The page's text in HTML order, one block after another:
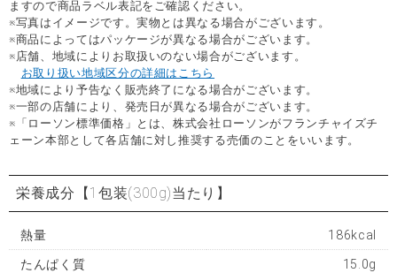
ますので商品ラベル表記をご確認ください。
※写真はイメージです。実物とは異なる場合がございます。
※商品によってはパッケージが異なる場合がございます。
※店舗、地域によりお取扱いのない場合がございます。
お取り扱い地域区分の詳細はこちら
※地域により予告なく販売終了になる場合がございます。
※一部の店舗により、発売日が異なる場合がございます。
※「ローソン標準価格」とは、株式会社ローソンがフランチャイズチ
ェーン本部として各店舗に対し推奨する売価のことをいいます。
栄養成分 【1包装(300g)当たり】
熱量 186kcal
たんぱく質 15.0g